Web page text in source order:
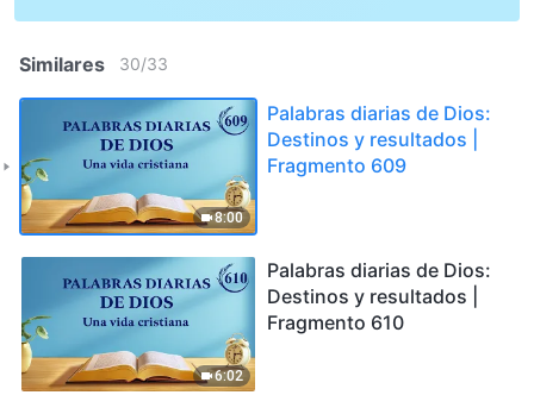
Similares 30/33
8:00
Palabras diarias de Dios:
Destinos y resultados |
Fragmento 609
6:02
Palabras diarias de Dios:
Destinos y resultados |
Fragmento 610